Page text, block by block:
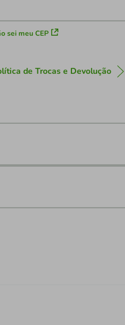
sei meu CEP
de Trocas e Devolução